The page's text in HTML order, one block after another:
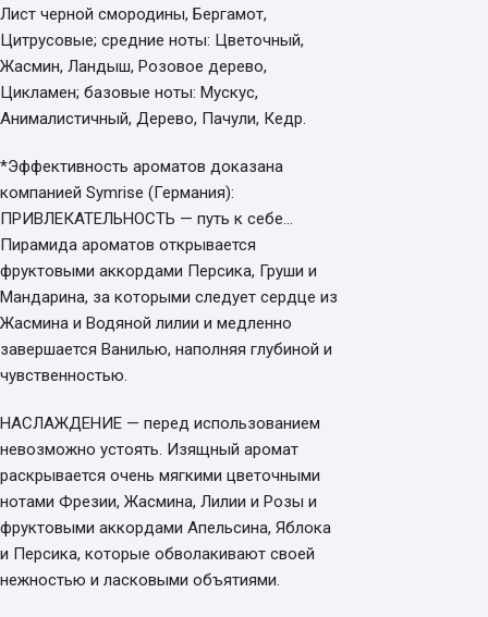
Лист черной смородины, Бергамот,
Цитрусовые; средние ноты: Цветочный,
Жасмин, Ландыш, Розовое дерево,
Цикламен; базовые ноты: Мускус,
Анималистичный, Дерево, Пачули, Кедр.
*Эффективность ароматов доказана
компанией Symrise (Германия):
ПРИВЛЕКАТЕЛЬНОСТЬ — путь к себе…
Пирамида ароматов открывается
фруктовыми аккордами Персика, Груши и
Мандарина, за которыми следует сердце из
Жасмина и Водяной лилии и медленно
завершается Ванилью, наполняя глубиной и
чувственностью.
НАСЛАЖДЕНИЕ — перед использованием
невозможно устоять. Изящный аромат
раскрывается очень мягкими цветочными
нотами Фрезии, Жасмина, Лилии и Розы и
фруктовыми аккордами Апельсина, Яблока
и Персика, которые обволакивают своей
нежностью и ласковыми объятиями.